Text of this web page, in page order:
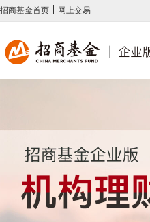
招商基金首页 网上交易